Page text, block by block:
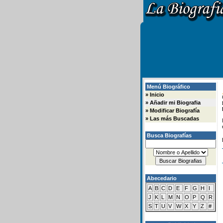
Menú Biográfico
» Inicio
» Añadir mi Biografia
» Modificar Biografía
» Las más Buscadas
Busca Biografías
Abecedario
A B C D E F G H
I
J
K L M N O P Q
R
S T U V W X Y Z #